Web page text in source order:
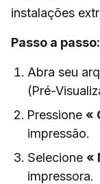
instalações
Passo a passo:
Abra seu
(Pré-
Pressione «
impressão.
Selecione «
impressora.